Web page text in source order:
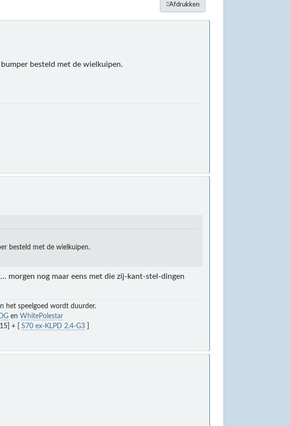
Afdrukken
besteld met de wielkuipen.
besteld met de wielkuipen.
morgen nog maar eens met die zij-kant-stel-dingen
het speelgoed wordt duurder.
en WhitePolestar
+ [ S70 ex-KLPD 2.4-G3]